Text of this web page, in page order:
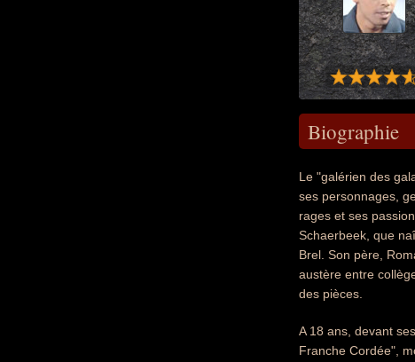
Biographie
Le "galérien des
ses personnages,
rages et ses
Schaerbeek, que
Brel. Son père,
austère entre
des pièces.
A 18 ans, devant
Franche Cordée",